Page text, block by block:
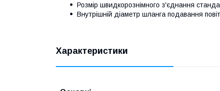
Розмір швидкорознімного з'єднання
Внутрішній діаметр шланга подавання
Характеристики